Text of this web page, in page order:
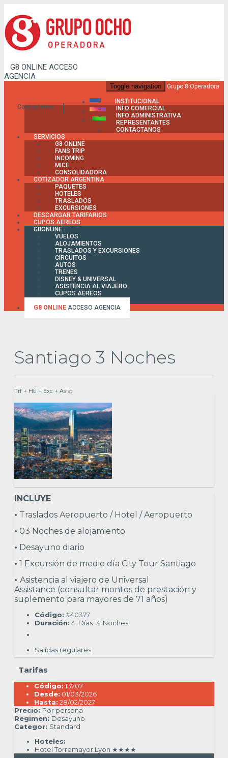
G8 ONLINE ACCESO
AGENCIA
Contactanos
Toggle navigation Grupo 8 Operadora
INSTITUCIONAL
INFO COMERCIAL
INFO ADMINISTRATIVA
REPRESENTANTES
CONTACTANOS
SERVICIOS
G8 ONLINE
FANS TRIP
INCOMING
MICE
CONSOLIDADORA
COTIZADOR ARGENTINA
PAQUETES
HOTELES
TRASLADOS
EXCURSIONES
DESCARGAR TARIFARIOS
CUPOS AEREOS
G8ONLINE
VUELOS
ALOJAMIENTOS
TRASLADOS Y EXCURSIONES
CIRCUITOS
AUTOS
TRENES
DISNEY & UNIVERSAL
ASISTENCIA AL VIAJERO
CUPOS AEREOS
G8 ONLINE ACCESO AGENCIA
Santiago 3 Noches
Trf + Htl + Exc + Asist
INCLUYE
• Traslados Aeropuerto / Hotel / Aeropuerto
• 03 Noches de alojamiento
• Desayuno diario
• 1 Excursión de medio día City Tour Santiago
• Asistencia al viajero de Universal
Assistance (consultar montos de prestación y
suplemento para mayores de 71 años)
Código: #40377
Duración: 4 Días 3 Noches
Salidas regulares
Tarifas
Código: 13707
Desde: 01/03/2026
Hasta: 28/02/2027
Precio: Por persona
Regimen: Desayuno
Categor: Standard
Hoteles:
Hotel Torremayor Lyon ★★★★